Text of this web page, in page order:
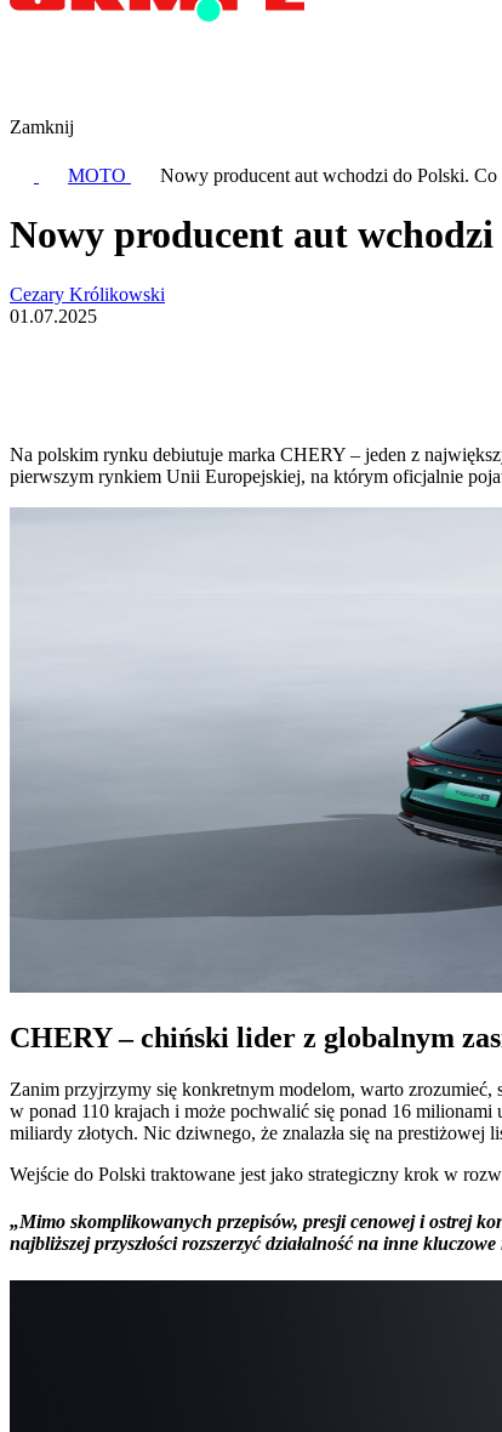
Zamknij
MOTO Nowy producent aut wchodzi do Polski.
Nowy producent aut
Cezary Królikowski
01.07.2025
Na polskim rynku debiutuje marka CHERY – jeden z
pierwszym rynkiem Unii Europejskiej, na którym oficjalnie
CHERY – chiński lider z globalnym
Zanim przyjrzymy się konkretnym modelom, warto zrozumieć,
w ponad 110 krajach i może pochwalić się ponad 16
miliardy złotych. Nic dziwnego, że znalazła się na prestiżowej
Wejście do Polski traktowane jest jako strategiczny krok w
„Mimo skomplikowanych przepisów, presji cenowej i ostrej
najbliższej przyszłości rozszerzyć działalność na inne